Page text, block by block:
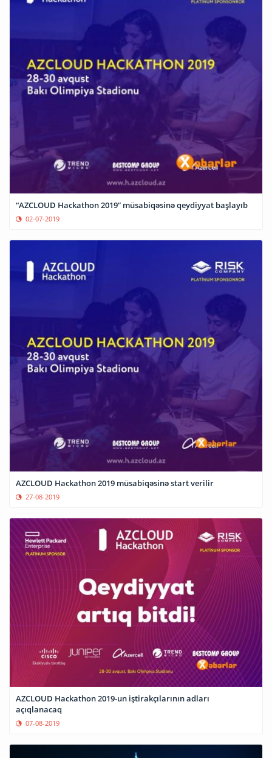
“AZCLOUD Hackathon 2019” müsabiqəsinə qeydiyyat başlayıb
02-07-2019
AZCLOUD Hackathon 2019 müsabiqəsinə start verilir
27-08-2019
AZCLOUD Hackathon 2019-un iştirakçılarının adları
açıqlanacaq
07-08-2019